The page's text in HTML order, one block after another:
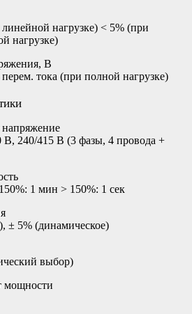
нагрузке) < 5% (при
нагрузке)
В
тока (при полной нагрузке)
В, 240/415 В (3 фазы, 4 провода +
1 мин > 150%: 1 сек
± 5% (динамическое)
выбор)
мощности